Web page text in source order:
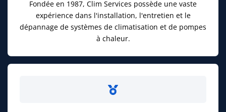
Fondée en 1987, Clim Services possède une vaste
expérience dans l'installation, l'entretien et le
dépannage de systèmes de climatisation et de pompes
à chaleur.